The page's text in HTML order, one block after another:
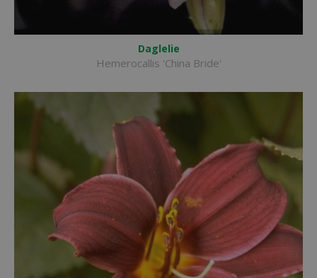
Daglelie
Hemerocallis 'China Bride'